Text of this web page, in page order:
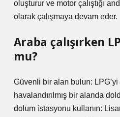
oluşturur ve motor çalıştığı
olarak çalışmaya devam eder.
Araba çalışırken
mu?
Güvenli bir alan bulun: LPG’yi
havalandırılmış bir alanda
dolum istasyonu kullanın: